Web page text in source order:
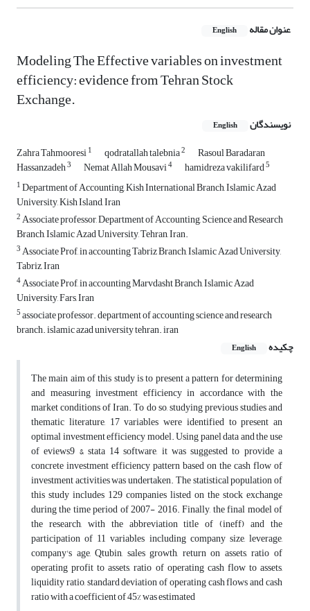
عنوان مقاله English
Modeling The Effective variables on investment
efficiency: evidence from Tehran Stock
Exchange.
نویسندگان English
Zahra Tahmooresi1 qodratallah talebnia2 Rasoul Baradaran
Hassanzadeh3 Nemat Allah Mousavi4 hamidreza vakilifard5
1Department of Accounting, Kish International Branch, Islamic Azad
University, Kish Island, Iran
2Associate professor, Department of Accounting, Science and Research
Branch, Islamic Azad University, Tehran, Iran.
3Associate Prof, in accounting Tabriz Branch, Islamic Azad University,
Tabriz, Iran
4Associate Prof, in accounting Marvdasht Branch, Islamic Azad
University, Fars, Iran
5associate professor. department of accounting science and research
branch. islamic azad university tehran. iran
چکیده
English
The main aim of this study is to present a pattern for determining
and measuring investment efficiency in accordance with the
market conditions of Iran. To do so, studying previous studies and
thematic literature, 17 variables were identified to present an
optimal investment efficiency model. Using panel data and the use
of eviews9 & stata 14 software, it was suggested to provide a
concrete investment efficiency pattern based on the cash flow of
investment activities was undertaken. The statistical population of
this study includes 129 companies listed on the stock exchange
during the time period of 2007- 2016. Finally, the final model of
the research, with the abbreviation title of (ineff) and the
participation of 11 variables including company size, leverage,
company's age, Qtubin, sales growth, return on assets, ratio of
operating profit to assets, ratio of operating cash flow to assets,
liquidity ratio, standard deviation of operating cash flows and cash
ratio with a coefficient of 45% was estimated